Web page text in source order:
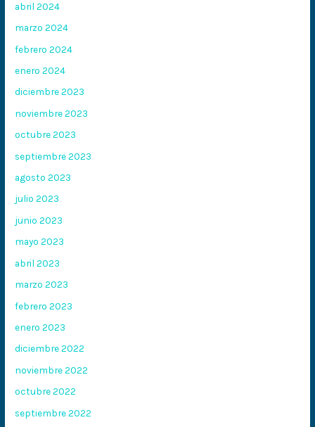
abril 2024
marzo 2024
febrero 2024
enero 2024
diciembre 2023
noviembre 2023
octubre 2023
septiembre 2023
agosto 2023
julio 2023
junio 2023
mayo 2023
abril 2023
marzo 2023
febrero 2023
enero 2023
diciembre 2022
noviembre 2022
octubre 2022
septiembre 2022